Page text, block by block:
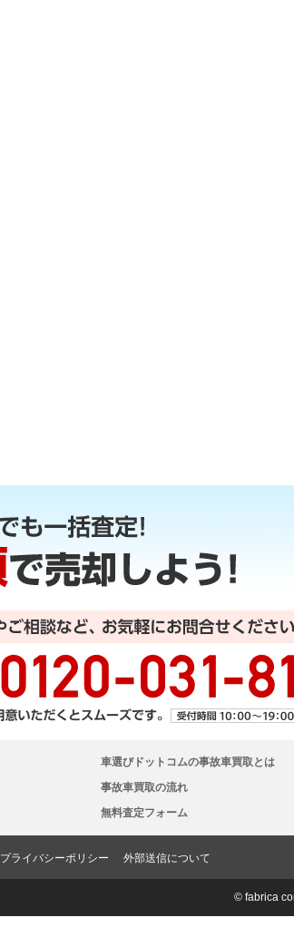
車選びドットコムの事故車買取とは
事故車買取の流れ
無料査定フォーム
プライバシーポリシー 外部送信について
© fabrica